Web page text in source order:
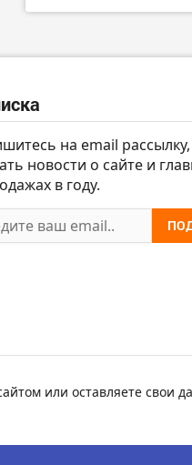
на email
новости о сайте и
в году.
или оставляете свои